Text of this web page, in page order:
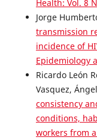
Health: Vol. 8
Jorge
transmission
incidence of
Epidemiology
Ricardo León
Vasquez,
consistency
conditions,
workers from